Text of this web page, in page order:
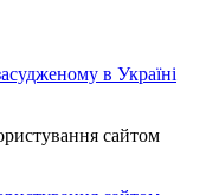
в Україні
сайтом